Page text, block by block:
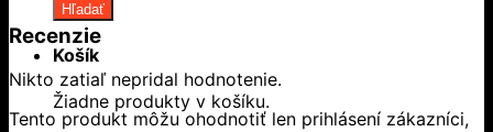
Hľadať
Košík
Žiadne produkty v košíku.
Recenzie
Nikto zatiaľ nepridal hodnotenie.
Tento produkt môžu ohodnotiť len prihlásení zákazníci,